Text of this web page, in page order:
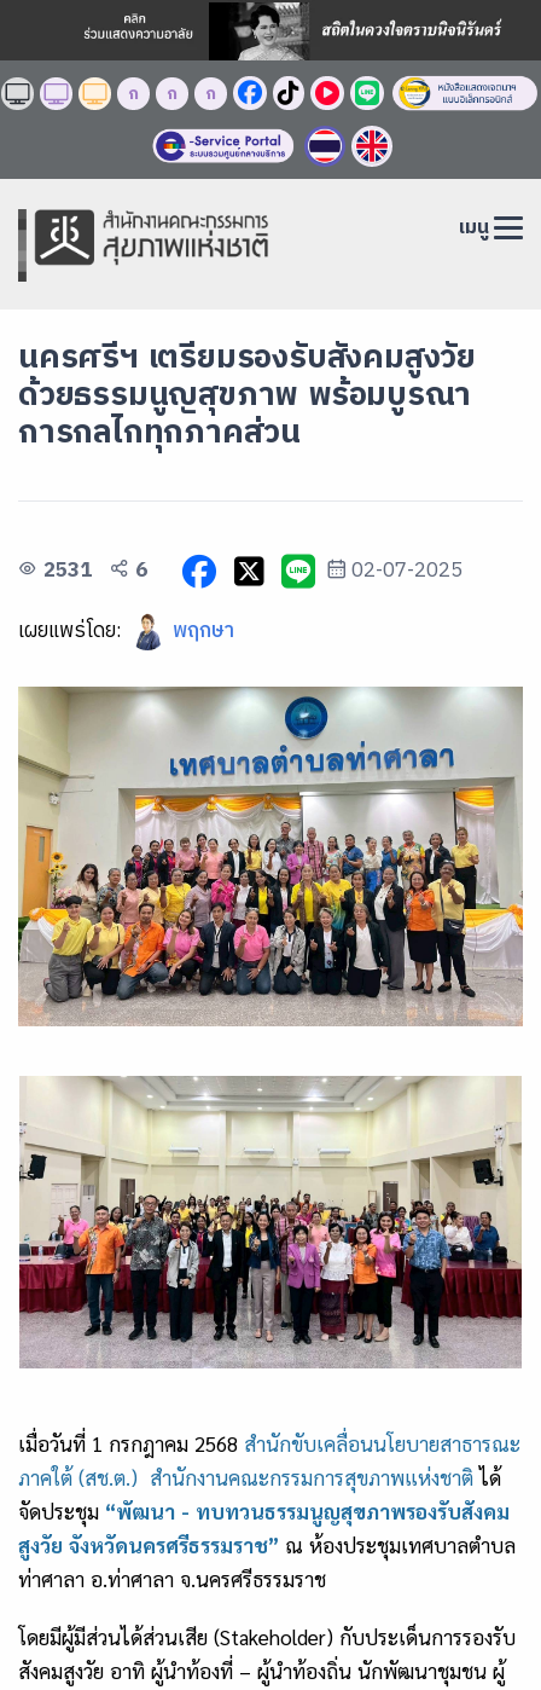
ก ก ก
เมนู
นครศรีฯ เตรียมรองรับสังคมสูงวัย
ด้วยธรรมนูญสุขภาพ พร้อมบูรณา
การกลไกทุกภาคส่วน
2531 6
02-07-2025
เผยแพร่โดย:
พฤกษา
เมื่อวันที่ 1 กรกฎาคม 2568 สำนักขับเคลื่อนนโยบายสาธารณะ
ภาคใต้ (สช.ต.) สำนักงานคณะกรรมการสุขภาพแห่งชาติได้
จัดประชุม “พัฒนา - ทบทวนธรรมนูญสุขภาพรองรับสังคม
สูงวัย จังหวัดนครศรีธรรมราช” ณ ห้องประชุมเทศบาลตำบล
ท่าศาลา อ.ท่าศาลา จ.นครศรีธรรมราช
โดยมีผู้มีส่วนได้ส่วนเสีย (Stakeholder) กับประเด็นการรองรับ
สังคมสูงวัย อาทิ ผู้นำท้องที่ – ผู้นำท้องถิ่น นักพัฒนาชุมชน ผู้